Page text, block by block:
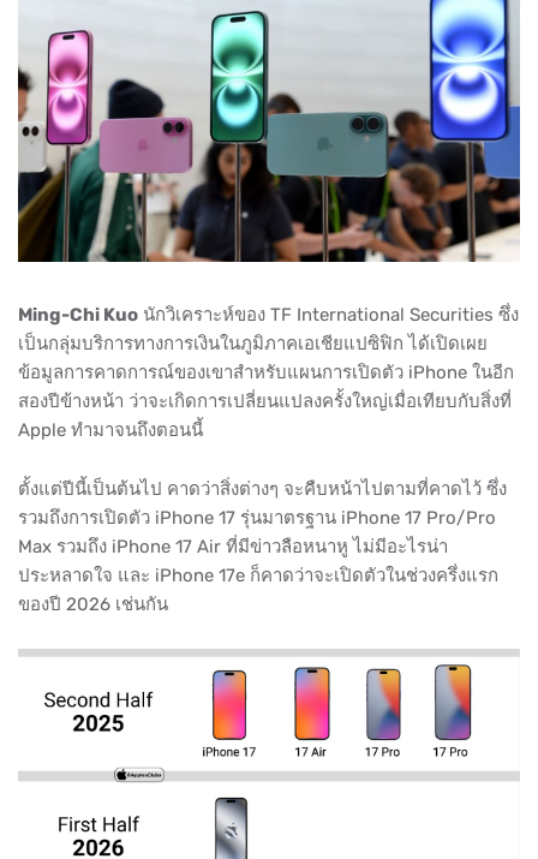
Ming-Chi Kuo นักวิเคราะห์ของ TF International Securities ซึ่ง
เป็นกลุ่มบริการทางการเงินในภูมิภาคเอเชียแปซิฟิก ได้เปิดเผย
ข้อมูลการคาดการณ์ของเขาสำหรับแผนการเปิดตัว iPhone ในอีก
สองปีข้างหน้า ว่าจะเกิดการเปลี่ยนแปลงครั้งใหญ่เมื่อเทียบกับสิ่งที่
Apple ทำมาจนถึงตอนนี้
ตั้งแต่ปีนี้เป็นต้นไป คาดว่าสิ่งต่างๆ จะคืบหน้าไปตามที่คาดไว้ ซึ่ง
รวมถึงการเปิดตัว iPhone 17 รุ่นมาตรฐาน iPhone 17 Pro/Pro
Max รวมถึง iPhone 17 Air ที่มีข่าวลือหนาหู ไม่มีอะไรน่า
ประหลาดใจ และ iPhone 17e ก็คาดว่าจะเปิดตัวในช่วงครึ่งแรก
ของปี 2026 เช่นกัน